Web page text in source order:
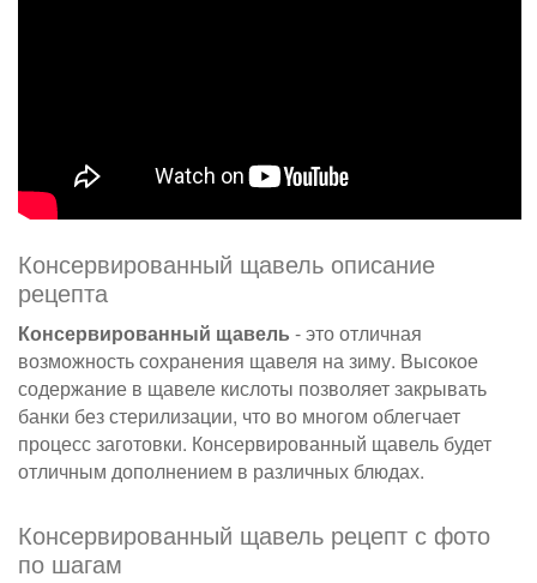
Консервированный щавель описание
рецепта
Консервированный щавель - это отличная
возможность сохранения щавеля на зиму. Высокое
содержание в щавеле кислоты позволяет закрывать
банки без стерилизации, что во многом облегчает
процесс заготовки. Консервированный щавель будет
отличным дополнением в различных блюдах.
Консервированный щавель рецепт с фото
по шагам